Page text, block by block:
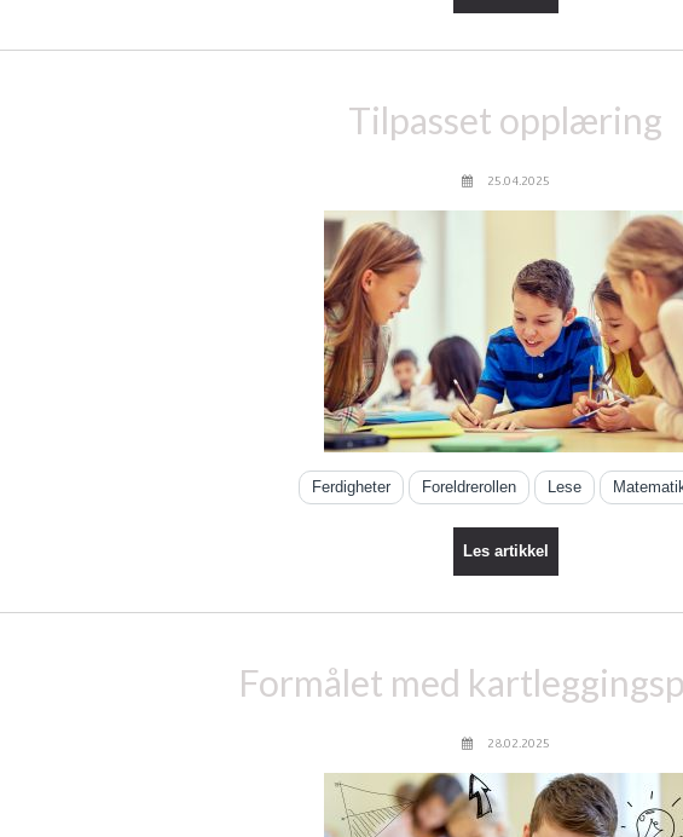
Tilpasset opplæring
25.04.2025
Ferdigheter Foreldrerollen Lese
Les artikkel
Formålet med
28.02.2025